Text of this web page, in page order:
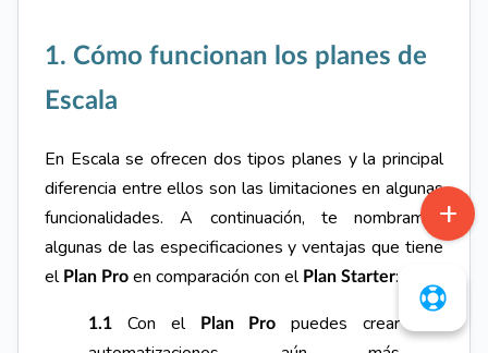
1. Cómo funcionan los planes de
Escala
En Escala se ofrecen dos tipos planes y la principal
diferencia entre ellos son las limitaciones en algunas
funcionalidades. A continuación, te nombramos
algunas de las especificaciones y ventajas que tiene
el Plan Pro en comparación con el Plan Starter:
1.1 Con el Plan Pro puedes crear